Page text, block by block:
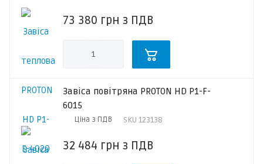
73 380 грн з ПДВ
Завіса повітряна PROTON HD P1-F-
6015
Ціна з ПДВ SKU 123138
32 484 грн з ПДВ